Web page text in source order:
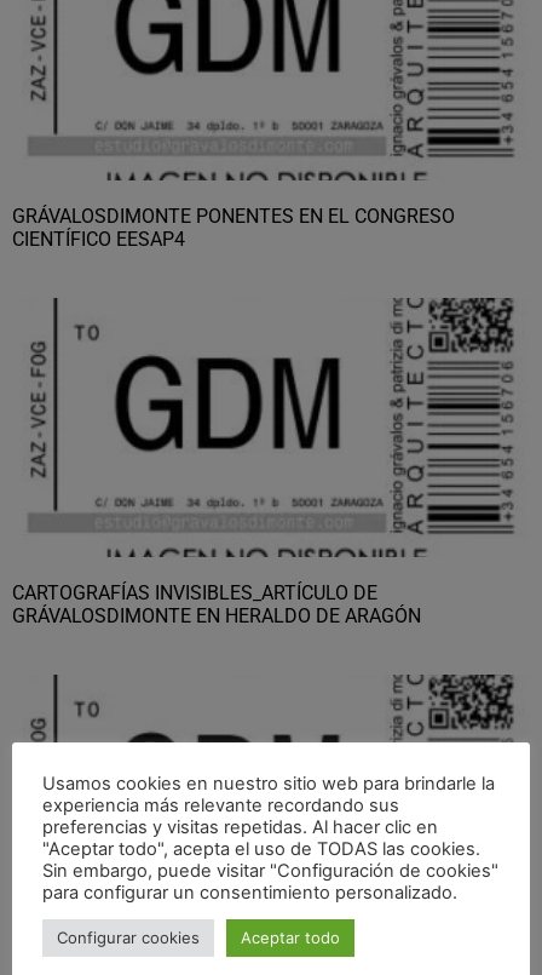
GRÁVALOSDIMONTE PONENTES EN EL CONGRESO
CIENTÍFICO EESAP4
CARTOGRAFÍAS INVISIBLES_ARTÍCULO DE
GRÁVALOSDIMONTE EN HERALDO DE ARAGÓN
Usamos cookies en nuestro sitio web para brindarle la
experiencia más relevante recordando sus
preferencias y visitas repetidas. Al hacer clic en
"Aceptar todo", acepta el uso de TODAS las cookies.
Sin embargo, puede visitar "Configuración de cookies"
para configurar un consentimiento personalizado.
Configurar cookies Aceptar todo